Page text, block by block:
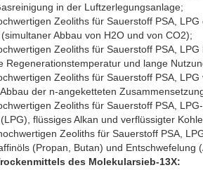
in der Luftzerlegungsanlage;
Zeoliths für Sauerstoff PSA,
Abbau von H2O und von CO2);
Zeoliths für Sauerstoff PSA,
Regenerationstemperatur und lange
Zeoliths für Sauerstoff PSA,
der n-angeketteten
Zeoliths für Sauerstoff PSA,
flüssiges Alkan und verflüssigter
Zeoliths für Sauerstoff PSA,
(Propan, Butan) und Entschwefelung
des Molekularsieb-13X: